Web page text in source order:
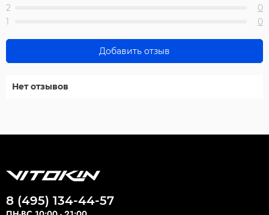
2
0
1
0
Добавить отзыв
Нет отзывов
8 (495) 134-44-57